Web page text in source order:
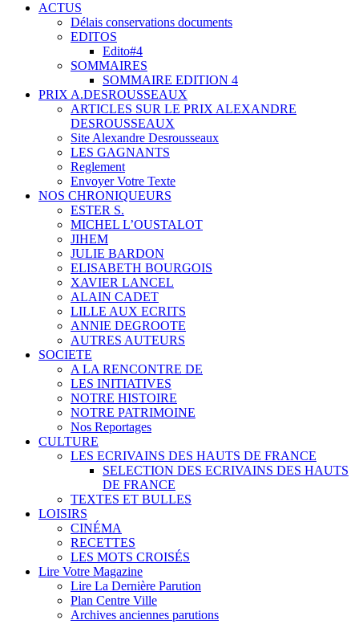
ACTUS
Délais conservations documents
EDITOS
Edito#4
SOMMAIRES
SOMMAIRE EDITION 4
PRIX A.DESROUSSEAUX
ARTICLES SUR LE PRIX ALEXANDRE
DESROUSSEAUX
Site Alexandre Desrousseaux
LES GAGNANTS
Reglement
Envoyer Votre Texte
NOS CHRONIQUEURS
ESTER S.
MICHEL L’OUSTALOT
JIHEM
JULIE BARDON
ELISABETH BOURGOIS
XAVIER LANCEL
ALAIN CADET
LILLE AUX ECRITS
ANNIE DEGROOTE
AUTRES AUTEURS
SOCIETE
A LA RENCONTRE DE
LES INITIATIVES
NOTRE HISTOIRE
NOTRE PATRIMOINE
Nos Reportages
CULTURE
LES ECRIVAINS DES HAUTS DE FRANCE
SELECTION DES ECRIVAINS DES HAUTS
DE FRANCE
TEXTES ET BULLES
LOISIRS
CINÉMA
RECETTES
LES MOTS CROISÉS
Lire Votre Magazine
Lire La Dernière Parution
Plan Centre Ville
Archives anciennes parutions